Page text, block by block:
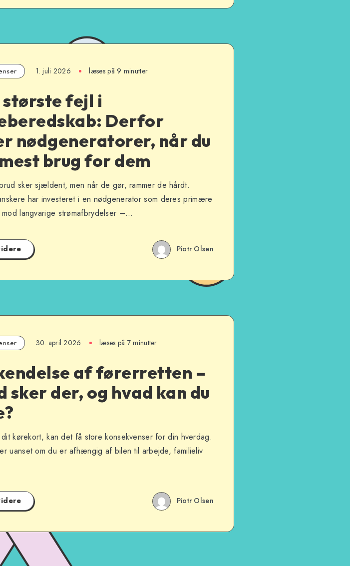
1. juli 2026 læses på 9 minutter
største fejl i
Derfor
nødgeneratorer, når du
brug for dem
sker sjældent, men når de gør, rammer de hårdt.
har investeret i en nødgenerator som deres primære
mod langvarige strømafbrydelser –…
Piotr Olsen
30. april 2026 læses på 7 minutter
af førerretten –
sker der, og hvad kan du
kørekort, kan det få store konsekvenser for din hverdag.
uanset om du er afhængig af bilen til arbejde, familieliv
Piotr Olsen